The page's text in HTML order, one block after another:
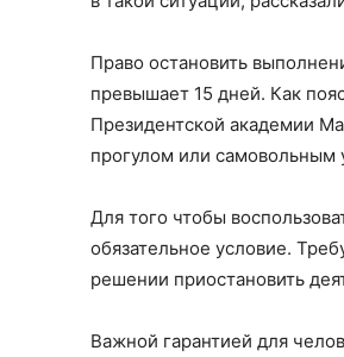
Право остановить
превышает 15 дней. Как
Президентской академии
прогулом или самовольным
Для того чтобы
обязательное условие.
решении приостановить
Важной гарантией для